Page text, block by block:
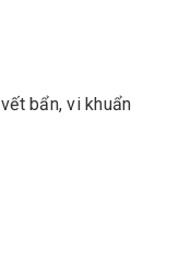
bẩn, vi khuẩn